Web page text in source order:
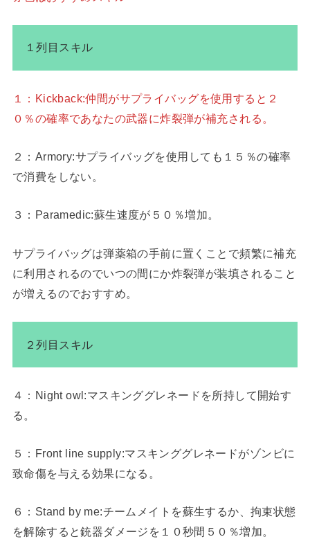
１列目スキル
１：Kickback:仲間がサプライバッグを使用すると２
０％の確率であなたの武器に炸裂弾が補充される。
２：Armory:サプライバッグを使用しても１５％の確率
で消費をしない。
３：Paramedic:蘇生速度が５０％増加。
サプライバッグは弾薬箱の手前に置くことで頻繁に補充
に利用されるのでいつの間にか炸裂弾が装填されること
が増えるのでおすすめ。
２列目スキル
４：Night owl:マスキンググレネードを所持して開始す
る。
５：Front line supply:マスキンググレネードがゾンビに
致命傷を与える効果になる。
６：Stand by me:チームメイトを蘇生するか、拘束状態
を解除すると銃器ダメージを１０秒間５０％増加。